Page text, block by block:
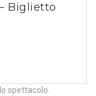
Biglietto
spettacolo.